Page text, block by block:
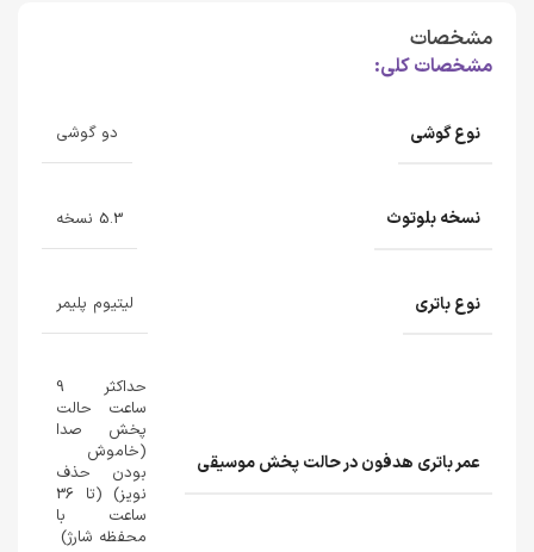
مشخصات
مشخصات کلی:
نوع گوشی دو گوشی
نسخه بلوتوث 5.3 نسخه
نوع باتری لیتیوم پلیمر
عمر باتری هدفون در حالت پخش موسیقی
حداکثر 9
ساعت حالت
پخش صدا
(خاموش
بودن حذف
نویز) (تا 36
ساعت با
محفظه شارژ)